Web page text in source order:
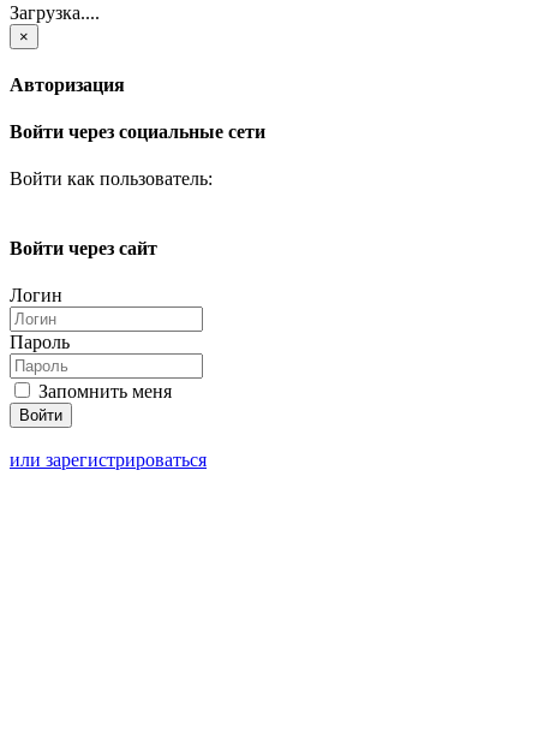
Загрузка....
×
Авторизация
Войти через социальные сети
Войти как пользователь:
Войти через сайт
Логин
Пароль
Запомнить меня
или зарегистрироваться